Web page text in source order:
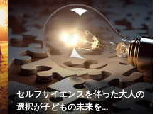
セルフサイエンスを伴った大人の
選択が子どもの未来を...